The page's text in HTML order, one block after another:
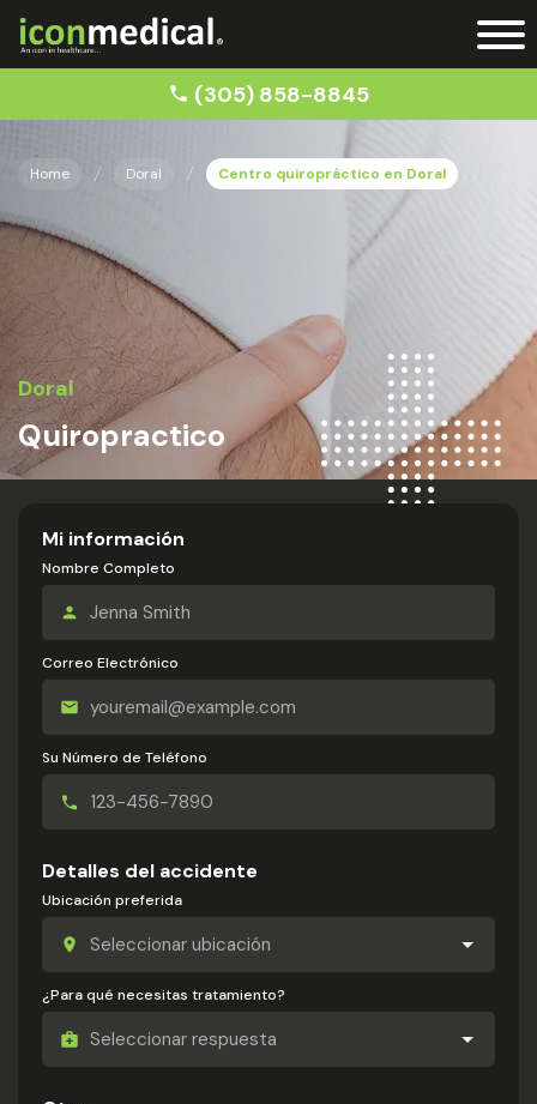
(305) 858-8845
Home Doral Centro quiropráctico en Doral
Doral
Quiropractico
Mi información
Nombre Completo
Correo Electrónico
Su Número de Teléfono
Detalles del accidente
Ubicación preferida
¿Para qué necesitas tratamiento?